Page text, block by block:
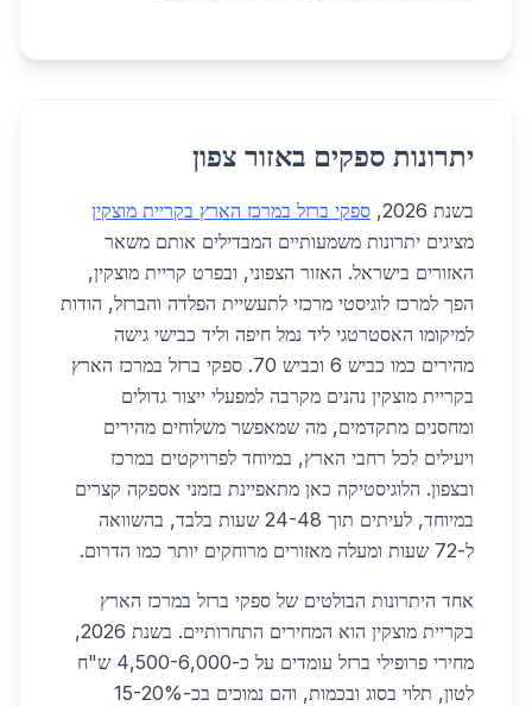
יתרונות ספקים באזור צפון
בשנת 2026,
ספקי ברזל במרכז הארץ בקריית מוצקין
מציגים יתרונות משמעותיים המבדילים אותם משאר
האזורים בישראל. האזור הצפוני, ובפרט קריית מוצקין,
הפך למרכז לוגיסטי מרכזי לתעשיית הפלדה והברזל, הודות
למיקומו האסטרטגי ליד נמל חיפה וליד כבישי גישה
מהירים כמו כביש 6 וכביש 70. ספקי ברזל במרכז הארץ
בקריית מוצקין נהנים מקרבה למפעלי ייצור גדולים
ומחסנים מתקדמים, מה שמאפשר משלוחים מהירים
ויעילים לכל רחבי הארץ, במיוחד לפרויקטים במרכז
ובצפון. הלוגיסטיקה כאן מתאפיינת בזמני אספקה קצרים
במיוחד, לעיתים תוך 24-48 שעות בלבד, בהשוואה
ל-72 שעות ומעלה מאזורים מרוחקים יותר כמו הדרום.
אחד היתרונות הבולטים של ספקי ברזל במרכז הארץ
בקריית מוצקין הוא המחירים התחרותיים. בשנת 2026,
מחירי פרופילי ברזל עומדים על כ-4,500-6,000 ש"ח
לטון, תלוי בסוג ובכמות, והם נמוכים בכ-15-20%